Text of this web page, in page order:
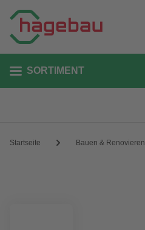
SORTIMENT
Startseite Bauen & Renovieren